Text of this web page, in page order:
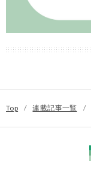
Top / 連載記事一覧 /